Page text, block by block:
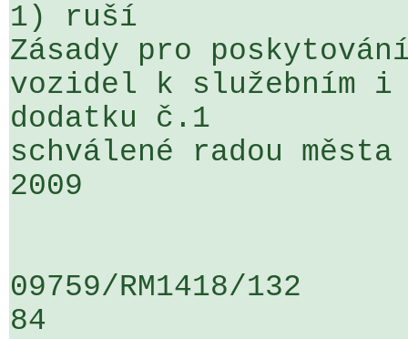
1) ruší
Zásady pro
vozidel k služebním i
dodatku č.1
schválené radou
2009
09759/RM1418/
84